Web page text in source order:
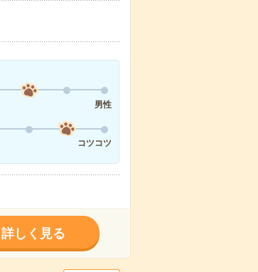
男性
コツコツ
詳しく見る